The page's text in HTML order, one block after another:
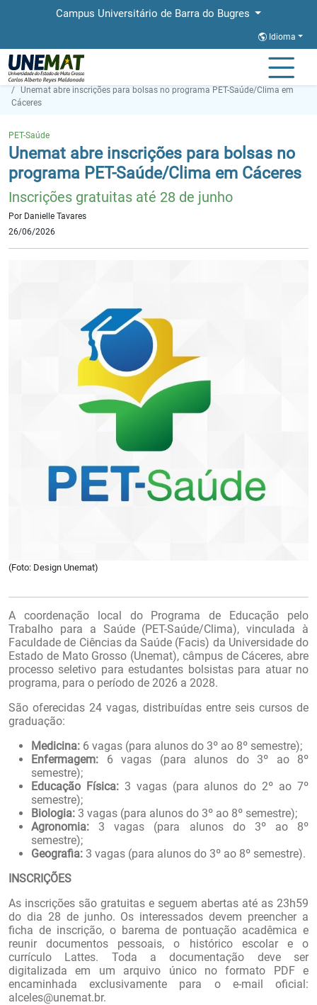
Campus Universitário de Barra do Bugres
Idioma
Página Inicial
Unemat abre inscrições para bolsas no programa PET-Saúde/Clima em
Cáceres
PET-Saúde
Unemat abre inscrições para bolsas no
programa PET-Saúde/Clima em Cáceres
Inscrições gratuitas até 28 de junho
Por Danielle Tavares
26/06/2026
(Foto: Design Unemat)
A coordenação local do Programa de Educação pelo
Trabalho para a Saúde (PET-Saúde/Clima), vinculada à
Faculdade de Ciências da Saúde (Facis) da Universidade do
Estado de Mato Grosso (Unemat), câmpus de Cáceres, abre
processo seletivo para estudantes bolsistas para atuar no
programa, para o período de 2026 a 2028.
São oferecidas 24 vagas, distribuídas entre seis cursos de
graduação:
Medicina: 6 vagas (para alunos do 3º ao 8º semestre);
Enfermagem: 6 vagas (para alunos do 3º ao 8º
semestre);
Educação Física:3 vagas (para alunos do 2º ao 7º
semestre);
Biologia: 3 vagas (para alunos do 3º ao 8º semestre);
Agronomia: 3 vagas (para alunos do 3º ao 8º
semestre);
Geografia: 3 vagas (para alunos do 3º ao 8º semestre).
INSCRIÇÕES
As inscrições são gratuitas e seguem abertas até as 23h59
do dia 28 de junho. Os interessados devem preencher a
ficha de inscrição, o barema de pontuação acadêmica e
reunir documentos pessoais, o histórico escolar e o
currículo Lattes. Toda a documentação deve ser
digitalizada em um arquivo único no formato PDF e
encaminhada exclusivamente para o e-mail oficial:
alceles@unemat.br.